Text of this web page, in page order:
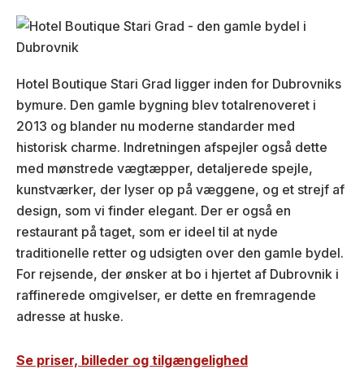
Hotel Boutique Stari Grad ligger inden for Dubrovniks
bymure. Den gamle bygning blev totalrenoveret i
2013 og blander nu moderne standarder med
historisk charme. Indretningen afspejler også dette
med mønstrede vægtæpper, detaljerede spejle,
kunstværker, der lyser op på væggene, og et strejf af
design, som vi finder elegant. Der er også en
restaurant på taget, som er ideel til at nyde
traditionelle retter og udsigten over den gamle bydel.
For rejsende, der ønsker at bo i hjertet af Dubrovnik i
raffinerede omgivelser, er dette en fremragende
adresse at huske.
Se priser, billeder og tilgængelighed